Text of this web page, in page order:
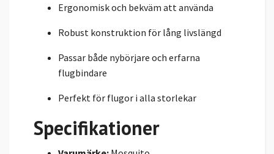
Ergonomisk och bekväm att använda
Robust konstruktion för lång livslängd
Passar både nybörjare och erfarna
flugbindare
Perfekt för flugor i alla storlekar
Specifikationer